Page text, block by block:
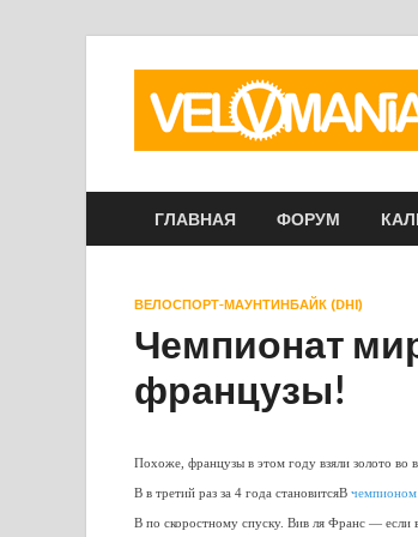
ГЛАВНАЯ ФОРУМ
ВЕЛОСПОРТ-МАУНТИНБАЙК (DHI)
Чемпионат
французы!
Похоже, французы в этом году взяли золото
В в третий раз за 4 года становитсяВ чемпионом
В по скоростному спуску. Вив ля Франс — если в